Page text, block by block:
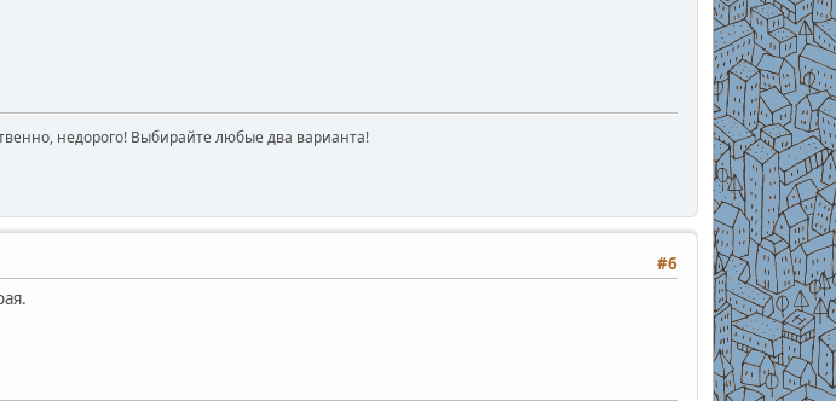
недорого! Выбирайте любые два варианта!
#6